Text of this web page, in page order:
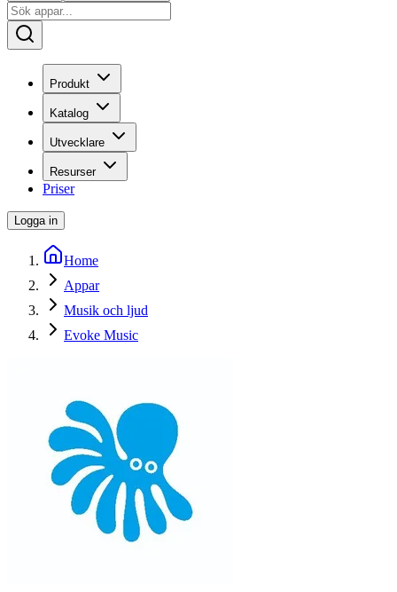
Produkt
Katalog
Utvecklare
Resurser
Priser
Logga in
Home
Appar
Musik och ljud
Evoke Music